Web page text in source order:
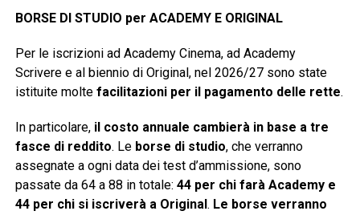
BORSE DI STUDIO per ACADEMY E ORIGINAL
Per le iscrizioni ad Academy Cinema, ad Academy
Scrivere e al biennio di Original, nel 2026/27 sono state
istituite molte facilitazioni per il pagamento delle rette.
In particolare, il costo annuale cambierà in base a tre
fasce di reddito. Le borse di studio, che verranno
assegnate a ogni data dei test d’ammissione, sono
passate da 64 a 88 in totale: 44 per chi farà Academy e
44 per chi si iscriverà a Original. Le borse verranno